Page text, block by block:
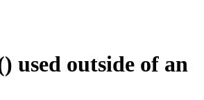
used outside of an